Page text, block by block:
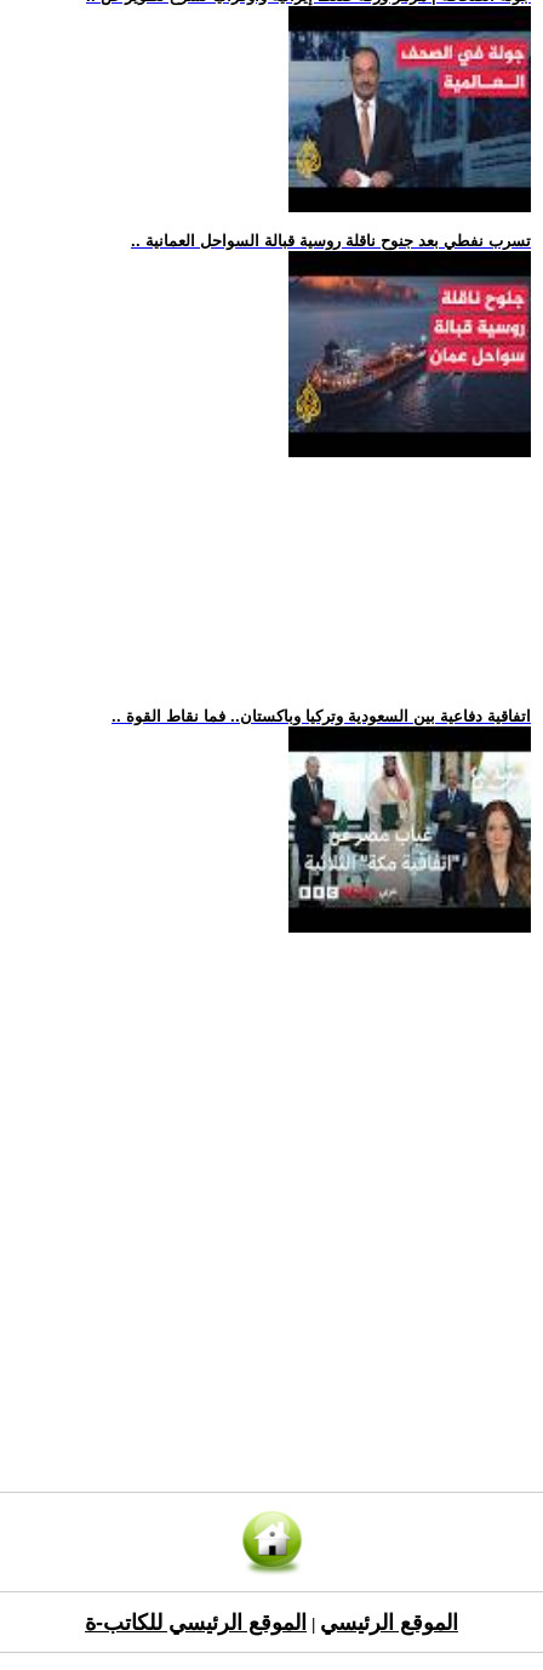
.. تسرب نفطي بعد جنوح ناقلة روسية قبالة السواحل العمانية
.. اتفاقية دفاعية بين السعودية وتركيا وباكستان.. فما نقاط القوة
الموقع الرئيسي الموقع الرئيسي للكاتب-ة